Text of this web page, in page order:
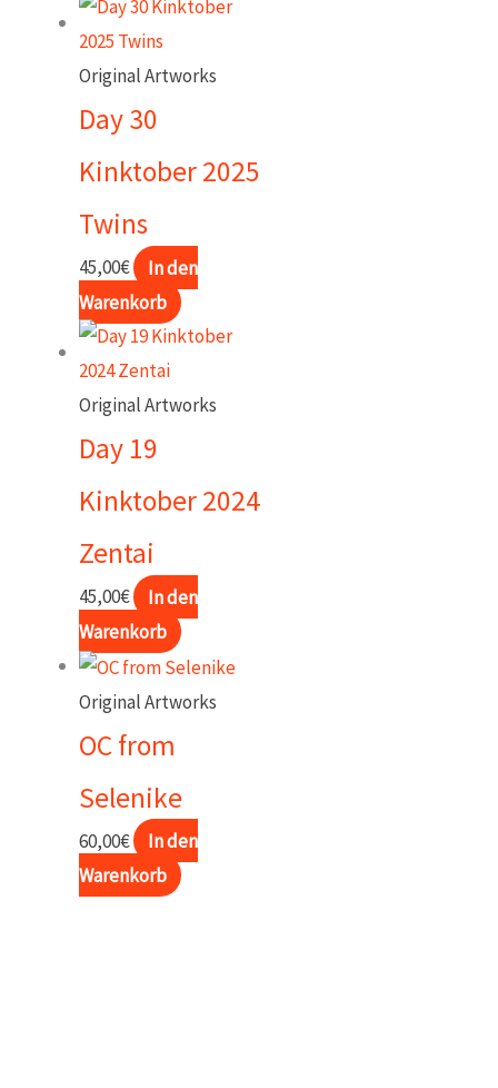
Original Artworks
Day 30
Kinktober 2025
Twins
45,00€
In den
Warenkorb
Original Artworks
Day 19
Kinktober 2024
Zentai
45,00€
In den
Warenkorb
Original Artworks
OC from
Selenike
60,00€
In den
Warenkorb